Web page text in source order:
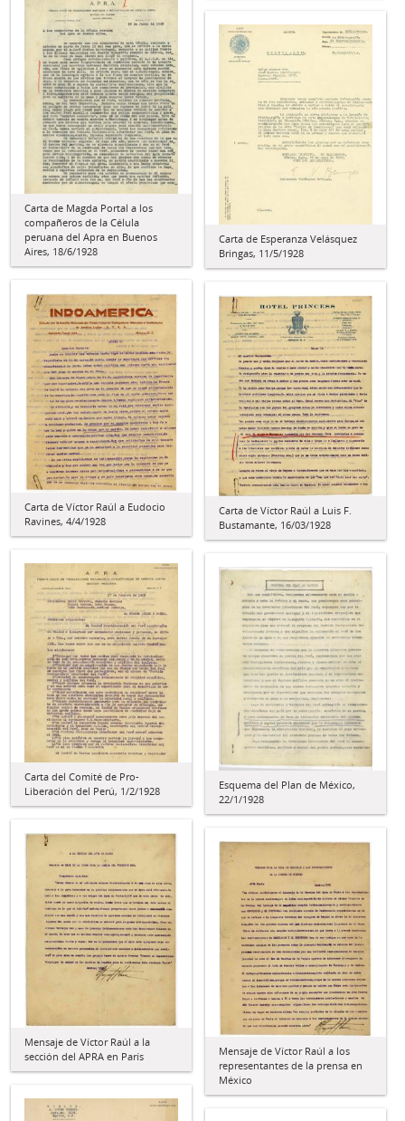
Carta de Magda Portal a los
compañeros de la Célula
peruana del Apra en Buenos
Aires, 18/6/1928
Carta de Esperanza Velásquez
Bringas, 11/5/1928
Carta de Víctor Raúl a Eudocio
Ravines, 4/4/1928
Carta de Víctor Raúl a Luis F.
Bustamante, 16/03/1928
Carta del Comité de Pro-
Liberación del Perú, 1/2/1928
Esquema del Plan de México,
22/1/1928
Mensaje de Víctor Raúl a la
sección del APRA en París
Mensaje de Víctor Raúl a los
representantes de la prensa en
México